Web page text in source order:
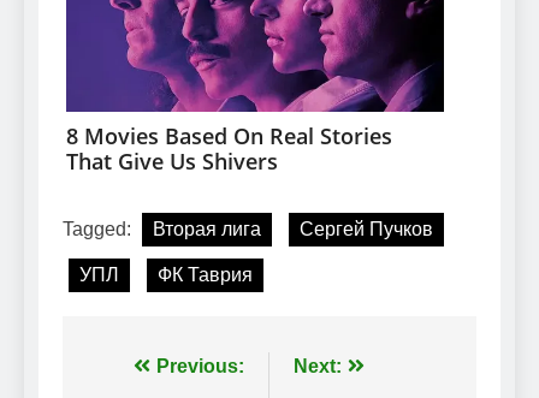
Tagged: Вторая лига Сергей Пучков
УПЛ ФК Таврия
Навігація
Previous: Next: